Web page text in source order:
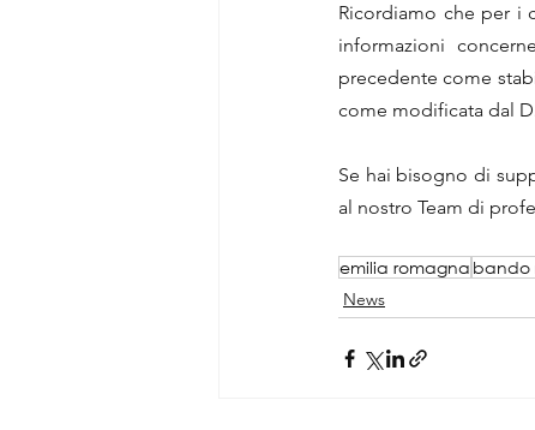
Ricordiamo che per i
informazioni
precedente come
come modificata dal
Se hai bisogno di
al nostro Team di
emilia romagna bando
News